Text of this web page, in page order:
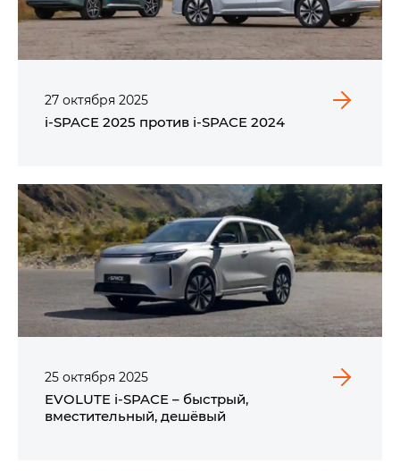
27 октября 2025
i‑SPACE 2025 против i‑SPACE 2024
25 октября 2025
EVOLUTE i‑SPACE – быстрый,
вместительный, дешёвый